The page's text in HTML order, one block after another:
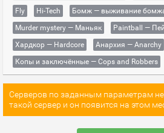
Fly
Hi-Tech
Бомж — выживание
Murder mystery — Маньяк
Paintball —
Хардкор — Hardcore
Анархия — Anarchy
Копы и заключённые — Cops and Robbers
Серверов по заданным параметрам
такой сервер и он появится на этом